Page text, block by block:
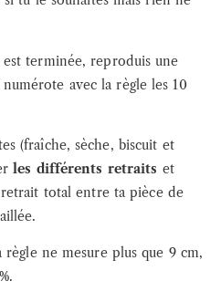
terminée, reproduis une
avec la règle les 10
(fraîche, sèche, biscuit et
les différents retraits et
total entre ta pièce de
ne mesure plus que 9 cm,